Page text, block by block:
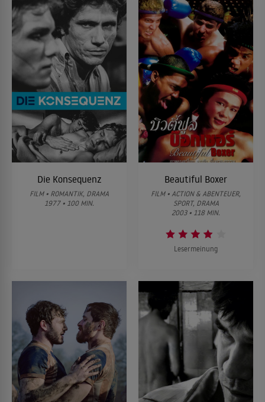
Die Konsequenz
FILM • ROMANTIK, DRAMA
1977 • 100 MIN.
Beautiful Boxer
FILM • ACTION & ABENTEUER,
SPORT, DRAMA
2003 • 118 MIN.
Lesermeinung